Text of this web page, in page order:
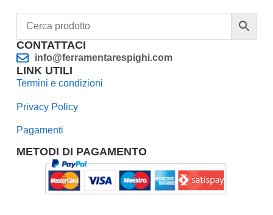
CONTATTACI
info@ferramentarespighi.com
LINK UTILI
Termini e condizioni
Privacy Policy
Pagamenti
METODI DI PAGAMENTO